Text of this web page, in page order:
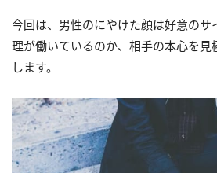
今回は、男性のにやけた顔は好意のサ
理が働いているのか、相手の本心を見
します。